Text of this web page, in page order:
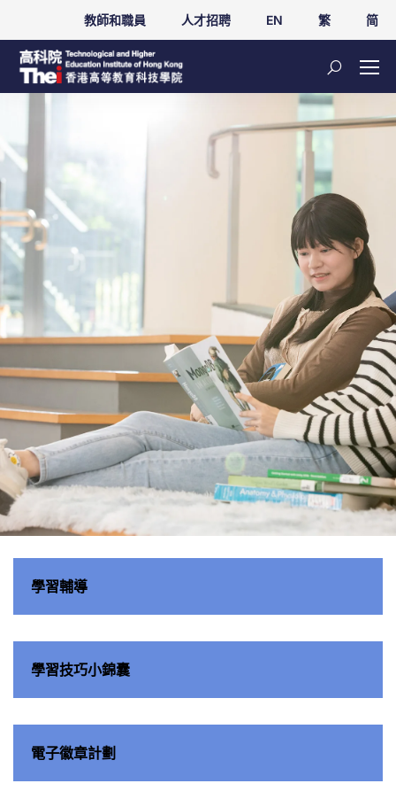
教師和職員 人才招聘 EN 繁 简
學習共
享空間
學習輔導
學習技巧小錦囊
電子徽章計劃